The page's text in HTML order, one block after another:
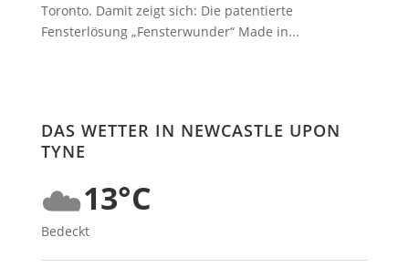
Toronto. Damit zeigt sich: Die patentierte
Fensterlösung „Fensterwunder“ Made in...
DAS WETTER IN NEWCASTLE UPON
TYNE
☁️13°C
Bedeckt